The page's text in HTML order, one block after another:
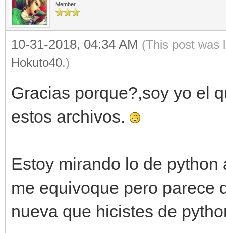
Member
10-31-2018, 04:34 AM (This post was
Hokuto40.)
Gracias porque?,soy yo el
estos archivos.
Estoy mirando lo de
me equivoque pero parece
nueva que hicistes de